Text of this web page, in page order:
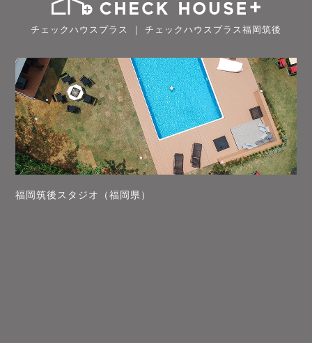
チェックハウスプラス ｜ チェックハウスプラス福岡筑後
福岡筑後スタジオ（福岡県）